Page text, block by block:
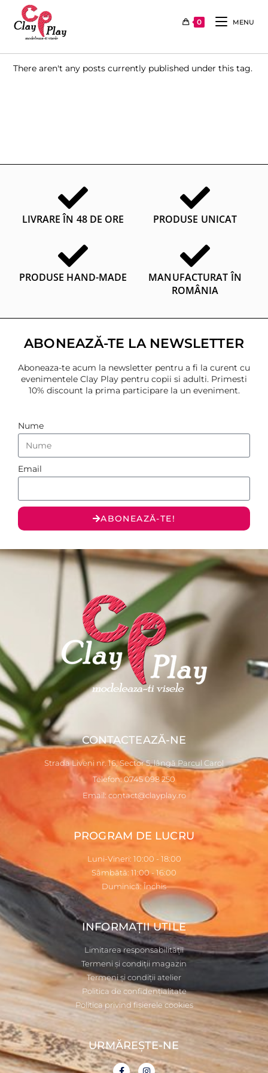
0 MENU
There aren't any posts currently published under this tag.
LIVRARE ÎN 48 DE ORE PRODUSE UNICAT
PRODUSE HAND-MADE
MANUFACTURAT ÎN
ROMÂNIA
ABONEAZĂ-TE LA NEWSLETTER
Aboneaza-te acum la newsletter pentru a fi la curent cu
evenimentele Clay Play pentru copii si adulti. Primesti
10% discount la prima participare la un eveniment.
Nume
Email
ABONEAZĂ-TE!
CONTACTEAZĂ-NE
Strada Liveni nr. 16, Sector 5, lângă Parcul Carol
Telefon: 0745 098 250
Email: contact@clayplay.ro
PROGRAM DE LUCRU
Luni-Vineri: 10:00 - 18:00
Sâmbătă: 11:00 - 16:00
Duminică: Închis
INFORMAȚII UTILE
Limitarea responsabilității
Termeni și condiții magazin
Termeni și condiții atelier
Politica de confidențialitate
Politica privind fișierele cookies
URMĂREȘTE-NE